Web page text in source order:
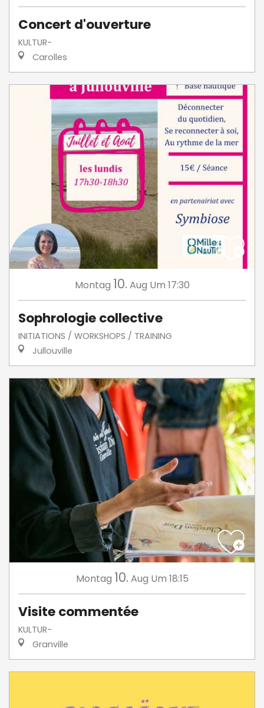
Concert d'ouverture
KULTUR-
Carolles
Montag 10. Aug Um 17:30
Sophrologie collective
INITIATIONS / WORKSHOPS / TRAINING
Jullouville
Montag 10. Aug Um 18:15
Visite commentée
KULTUR-
Granville